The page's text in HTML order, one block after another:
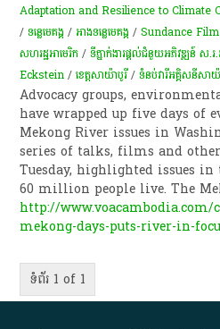
Adaptation and Resilience to Climate
/ទន្លេមេគង្គ /អាងទន្លេមេគង្គ /Sundance
សហរដ្ឋអាមេរិក /ទីភ្នាក់ងារ​ផ្តល់​ជំនួយ​អភិវឌ្ឍន៍​ ស.
Eckstein /ខេត្តសាយ៉ាបូរី/ទំនប់​វារីអគ្គិសនី​សា
Advocacy groups,
have wrapped up five days of
Mekong River issues in
series of talks, films and
Tuesday, highlighted issues
60 million people live. The
http://
mekong-days-puts-river-in-
ទំព័រ 1 of 1